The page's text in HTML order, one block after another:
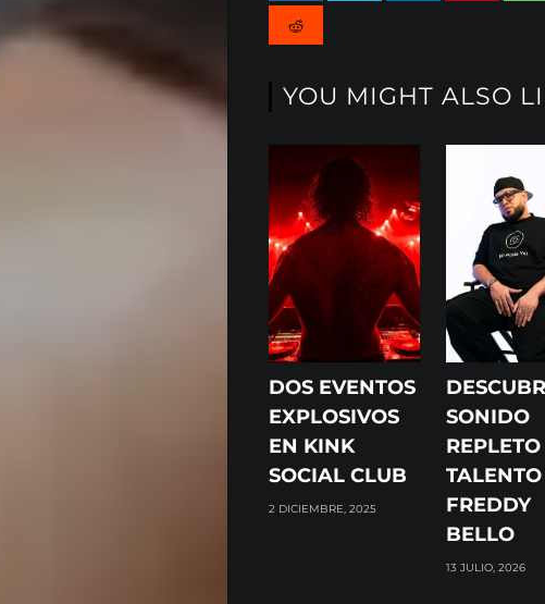
YOU MIGHT ALSO
DOS EVENTOS
EXPLOSIVOS
EN KINK
SOCIAL CLUB
2 DICIEMBRE, 2025
SONIDO
FREDDY
BELLO
13 JULIO, 2026